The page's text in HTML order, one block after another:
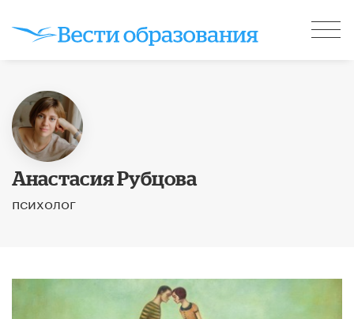
Анастасия Рубцова
психолог